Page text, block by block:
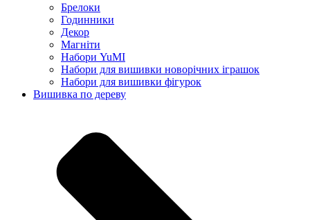
Брелоки
Годинники
Декор
Магніти
Набори YuMI
Набори для вишивки новорічних іграшок
Набори для вишивки фігурок
Вишивка по дереву